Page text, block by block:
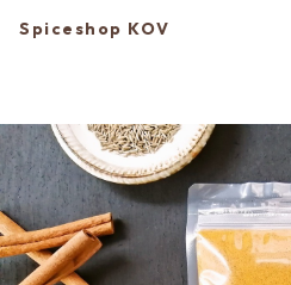
Spiceshop KOV